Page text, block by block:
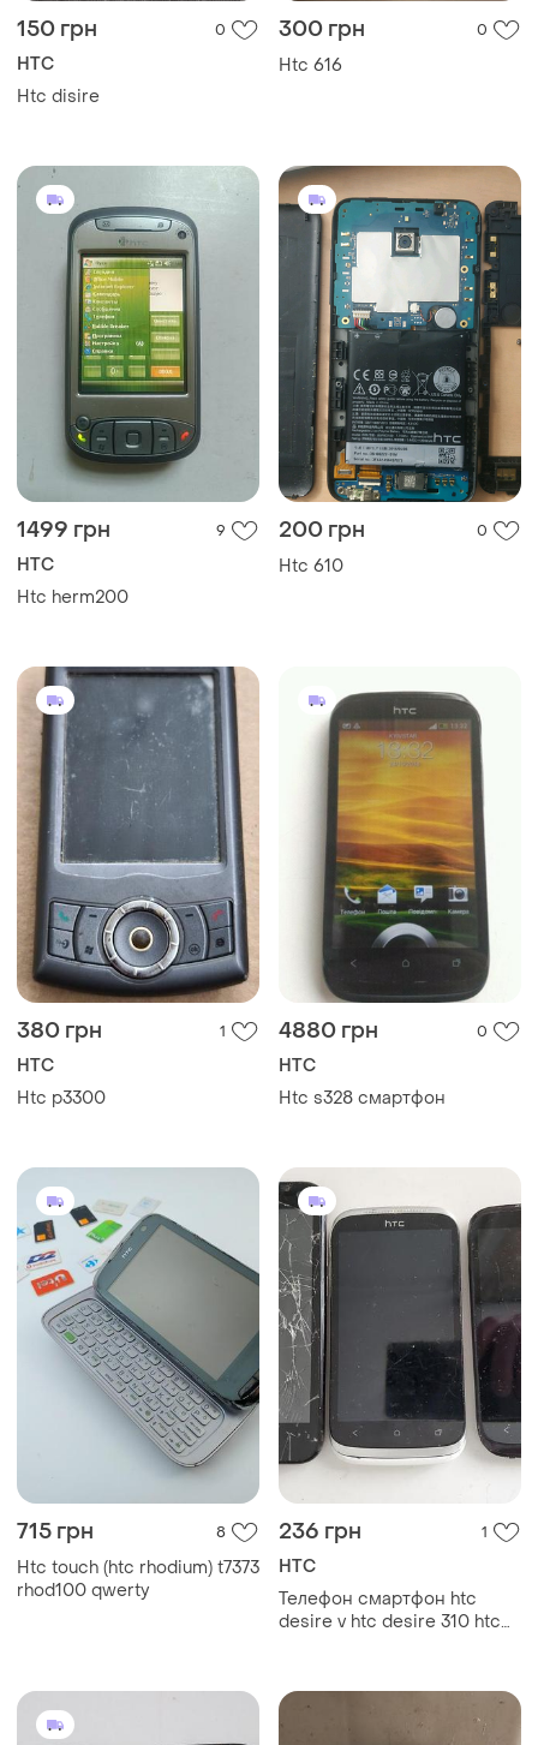
150 грн 0
HTC
Htc disire
300 грн 0
Htc 616
1499 грн 9
HTC
Htc herm200
200 грн 0
Htc 610
380 грн 1
HTC
Htc p3300
4880 грн 0
HTC
Htc s328 смартфон
715 грн 8
Htc touch (htc rhodium) t7373
rhod100 qwerty
236 грн 1
HTC
Телефон смартфон htc
desire v htc desire 310 htc